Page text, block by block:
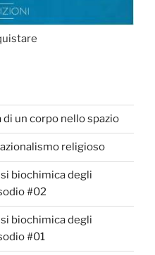
un corpo nello spazio
religioso
biochimica degli
#02
biochimica degli
#01